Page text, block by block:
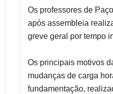
Os professores de
após assembleia
greve geral por tempo
Os principais motivos
mudanças de carga
fundamentação,